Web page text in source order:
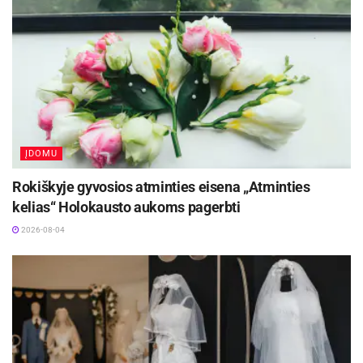
kalbėti apie asmenybę aktualybėje ir kartu sudaro
galimybę plačiau apžvelgti regiono dailės lauką.
Parodos atidarymo metu pristatytas ir projekto
leidinys – kultūros aktualijų laikraštis „Karštas
taškas“.
ĮDOMU
Rokiškyje gyvosios atminties eisena „Atminties
kelias“ Holokausto aukoms pagerbti
2026-08-04